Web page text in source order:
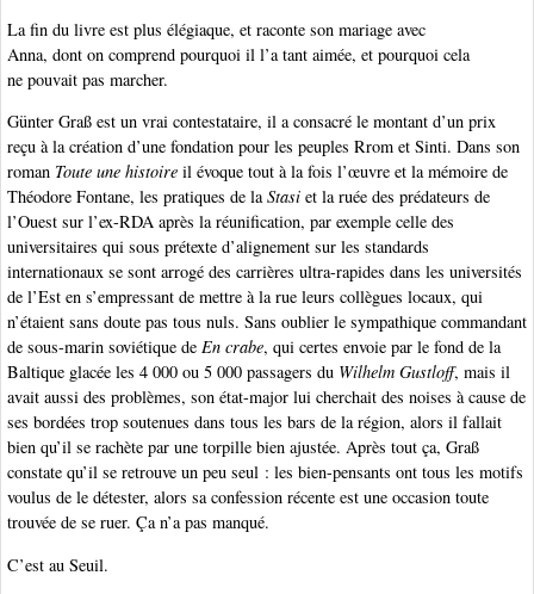
La fin du livre est plus élégiaque, et raconte son mariage avec
Anna, dont on comprend pourquoi il l’a tant aimée, et pourquoi cela
ne pouvait pas marcher.
Günter Graß est un vrai contestataire, il a consacré le montant d’un prix
reçu à la création d’une fondation pour les peuples Rrom et Sinti. Dans son
roman Toute une histoire il évoque tout à la fois l’œuvre et la mémoire de
Théodore Fontane, les pratiques de laStasi et la ruée des prédateurs de
l’Ouest sur l’ex-RDA après la réunification, par exemple celle des
universitaires qui sous prétexte d’alignement sur les standards
internationaux se sont arrogé des carrières ultra-rapides dans les universités
de l’Est en s’empressant de mettre à la rue leurs collègues locaux, qui
n’étaient sans doute pas tous nuls. Sans oublier le sympathique commandant
de sous-marin soviétique de En crabe, qui certes envoie par le fond de la
Baltique glacée les 4 000 ou 5 000 passagers du Wilhelm Gustloff, mais il
avait aussi des problèmes, son état-major lui cherchait des noises à cause de
ses bordées trop soutenues dans tous les bars de la région, alors il fallait
bien qu’il se rachète par une torpille bien ajustée. Après tout ça, Graß
constate qu’il se retrouve un peu seul : les bien-pensants ont tous les motifs
voulus de le détester, alors sa confession récente est une occasion toute
trouvée de se ruer. Ça n’a pas manqué.
C’est au Seuil.